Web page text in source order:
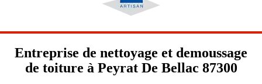
Entreprise de nettoyage et demoussage
de toiture à Peyrat De Bellac 87300